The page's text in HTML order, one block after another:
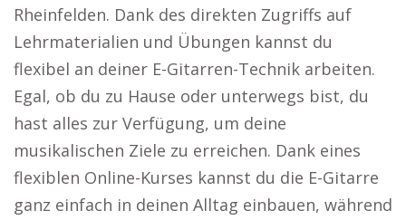
Rheinfelden. Dank des direkten Zugriffs auf
Lehrmaterialien und Übungen kannst du
flexibel an deiner E-Gitarren-Technik arbeiten.
Egal, ob du zu Hause oder unterwegs bist, du
hast alles zur Verfügung, um deine
musikalischen Ziele zu erreichen. Dank eines
flexiblen Online-Kurses kannst du die E-Gitarre
ganz einfach in deinen Alltag einbauen, während